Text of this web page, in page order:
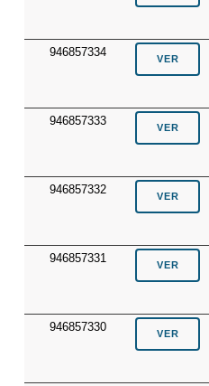
946857334
946857333
946857332
946857331
946857330